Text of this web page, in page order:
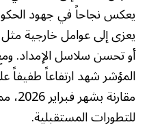
يعكس نجاحاً في جهود
يعزى إلى عوامل خارجية مثل
أو تحسن سلاسل الإمداد.
للتطورات المستقبلية.